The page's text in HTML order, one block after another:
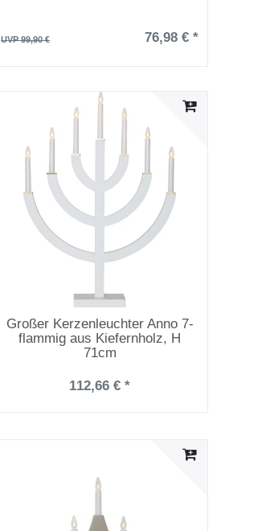
UVP 99,90 € 76,98 € *
Großer Kerzenleuchter Anno 7-
flammig aus Kiefernholz, H
71cm
112,66 € *